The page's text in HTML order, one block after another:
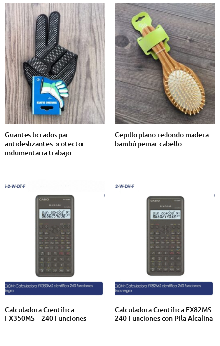
Guantes licrados par
antideslizantes protector
indumentaria trabajo
Cepillo plano redondo madera
bambú peinar cabello
Calculadora Científica
FX350MS – 240 Funciones
Calculadora Científica FX82MS
240 Funciones con Pila Alcalina